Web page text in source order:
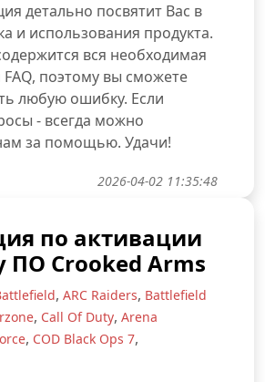
детально посвятит Вас в
и использования продукта.
вся необходимая
поэтому вы сможете
любую ошибку. Если
- всегда можно
за помощью. Удачи!
2026-04-02 11:35:48
по активации
ПО Crooked Arms
, ARC Raiders, Battlefield
, Call Of Duty, Arena
, COD Black Ops 7,